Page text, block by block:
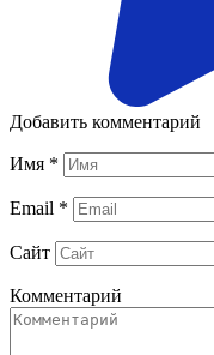
Добавить комментарий
Имя *
Email *
Сайт
Комментарий